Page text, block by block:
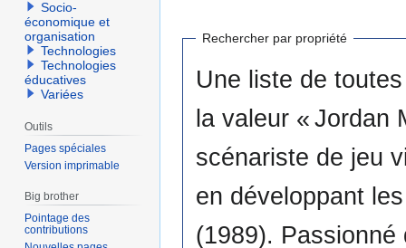
Rechercher par propriété
Une liste de
la valeur « Jordan
scénariste de jeu
en développant
(1989).
Socio-
économique et
organisation
Technologies
Technologies
éducatives
Variées
Outils
Pages spéciales
Version imprimable
Big brother
Pointage des
contributions